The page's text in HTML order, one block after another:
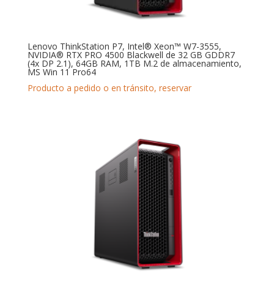
Lenovo ThinkStation P7, Intel® Xeon™ W7-3555,
NVIDIA® RTX PRO 4500 Blackwell de 32 GB GDDR7
(4x DP 2.1), 64GB RAM, 1TB M.2 de almacenamiento,
MS Win 11 Pro64
Producto a pedido o en tránsito, reservar